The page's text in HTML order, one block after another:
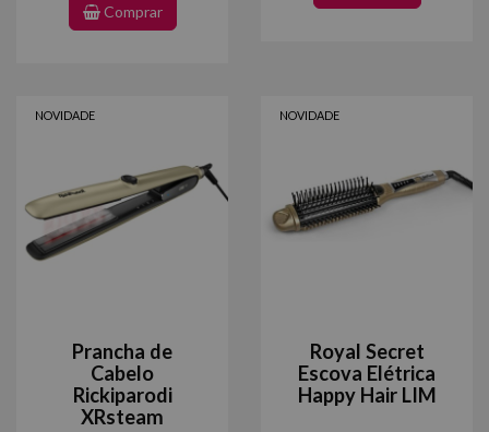
Comprar
NOVIDADE
Prancha de
Cabelo
Rickiparodi
XRsteam
NOVIDADE
Royal Secret
Escova Elétrica
Happy Hair LIM